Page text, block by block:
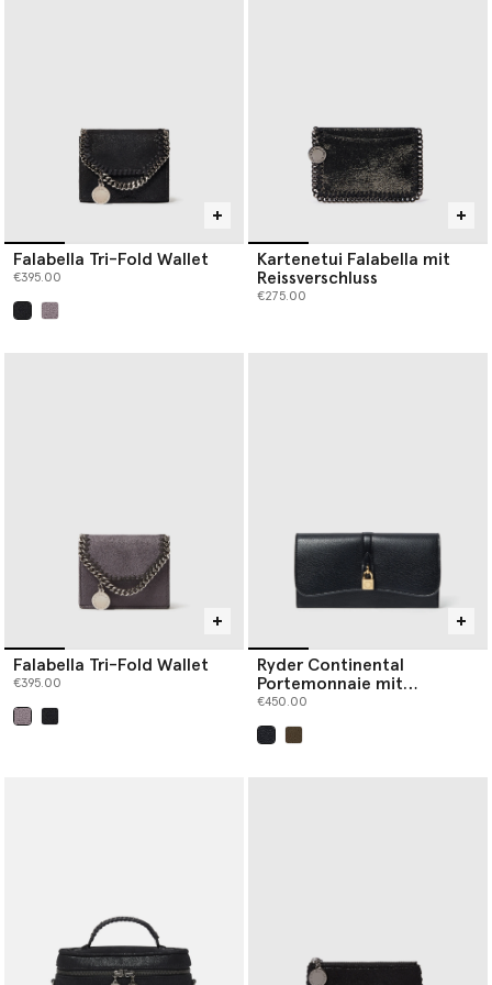
Falabella Tri-Fold Wallet
€395.00
Kartenetui Falabella mit
Reissverschluss
€275.00
Falabella Tri-Fold Wallet
€395.00
Ryder Continental
Portemonnaie mit
Umschlag
€450.00